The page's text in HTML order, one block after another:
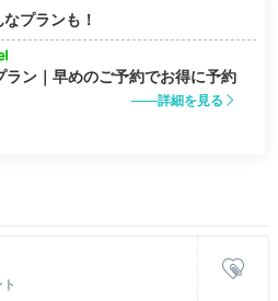
プランも！
ラン｜早めのご予約でお得に予約
詳細を見る